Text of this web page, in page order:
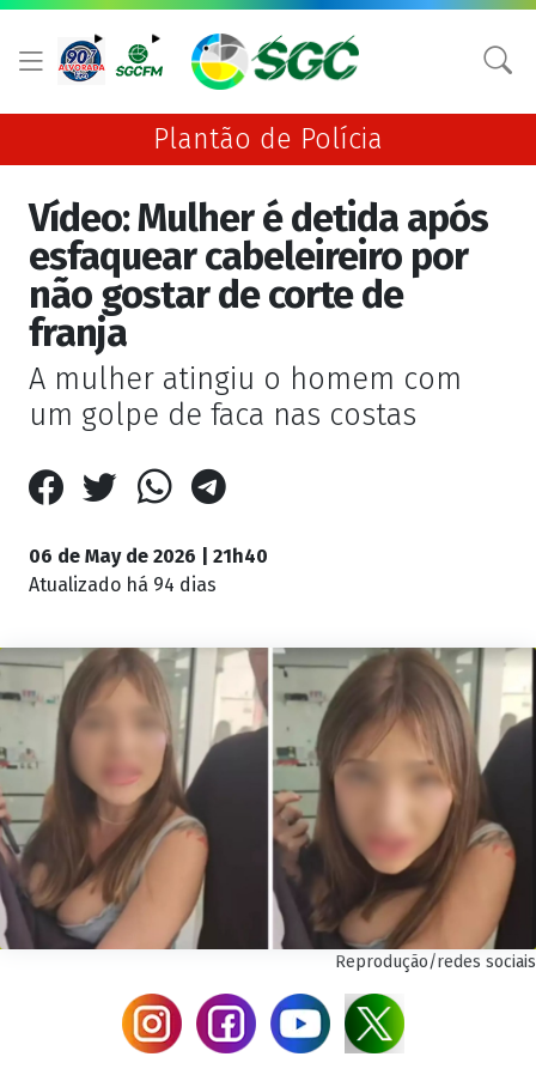
Plantão de Polícia
Vídeo: Mulher é detida após
esfaquear cabeleireiro por
não gostar de corte de
franja
A mulher atingiu o homem com
um golpe de faca nas costas
06 de May de 2026 | 21h40
Atualizado há 94 dias
Reprodução/redes sociais